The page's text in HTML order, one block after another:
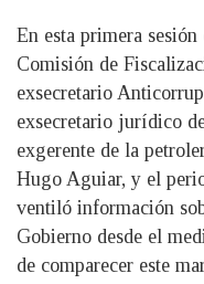
En esta primera
Comisión de
exsecretario
exsecretario jurídico
exgerente de la
Hugo Aguiar, y el
ventiló información
Gobierno desde el
de comparecer este